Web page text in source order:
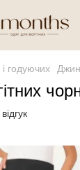
і годуючих